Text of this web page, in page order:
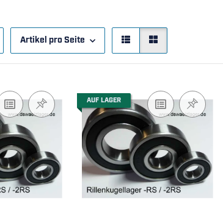
Artikel pro Seite
AUF LAGER